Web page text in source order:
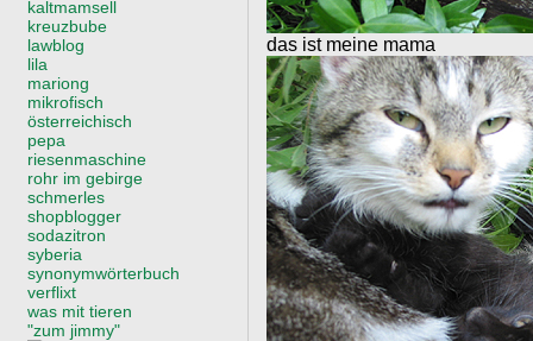
kaltmamsell
kreuzbube
lawblog
lila
mariong
mikrofisch
österreichisch
pepa
riesenmaschine
rohr im gebirge
schmerles
shopblogger
sodazitron
syberia
synonymwörterbuch
verflixt
was mit tieren
"zum jimmy"
das ist meine mama